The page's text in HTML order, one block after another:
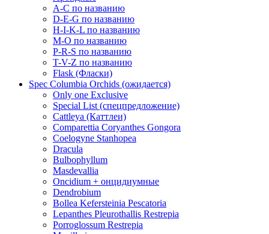
A-C по названию
D-E-G по названию
H-I-K-L по названию
M-O по названию
P-R-S по названию
T-V-Z по названию
Flask (Фласки)
Spec Columbia Orchids (ожидается)
Only one Exclusive
Special List (спецпредложение)
Cattleya (Каттлеи)
Comparettia Coryanthes Gongora
Coelogyne Stanhopea
Dracula
Bulbophyllum
Masdevallia
Oncidium + онцидиумные
Dendrobium
Bollea Kefersteinia Pescatoria
Lepanthes Pleurothallis Restrepia
Porroglossum Restrepia